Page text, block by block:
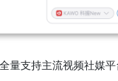
支持主流视频社媒